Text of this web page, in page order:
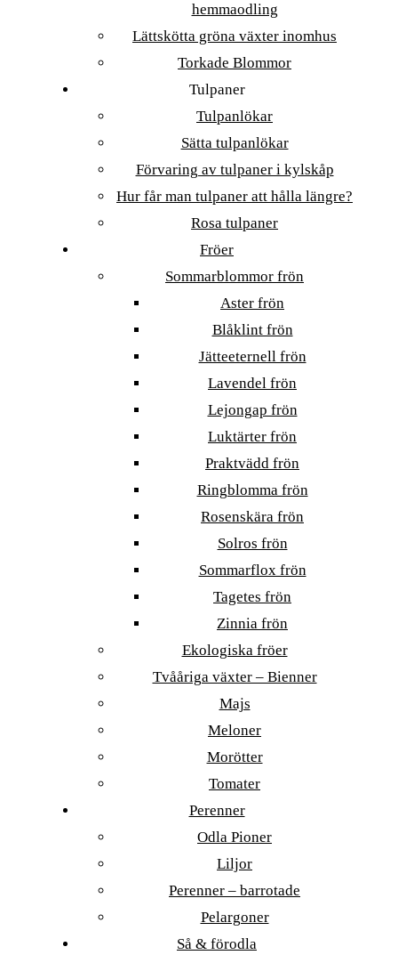
hemmaodling
Lättskötta gröna växter inomhus
Torkade Blommor
Tulpaner
Tulpanlökar
Sätta tulpanlökar
Förvaring av tulpaner i kylskåp
Hur får man tulpaner att hålla längre?
Rosa tulpaner
Fröer
Sommarblommor frön
Aster frön
Blåklint frön
Jätteeternell frön
Lavendel frön
Lejongap frön
Luktärter frön
Praktvädd frön
Ringblomma frön
Rosenskära frön
Solros frön
Sommarflox frön
Tagetes frön
Zinnia frön
Ekologiska fröer
Tvååriga växter – Bienner
Majs
Meloner
Morötter
Tomater
Perenner
Odla Pioner
Liljor
Perenner – barrotade
Pelargoner
Så & förodla